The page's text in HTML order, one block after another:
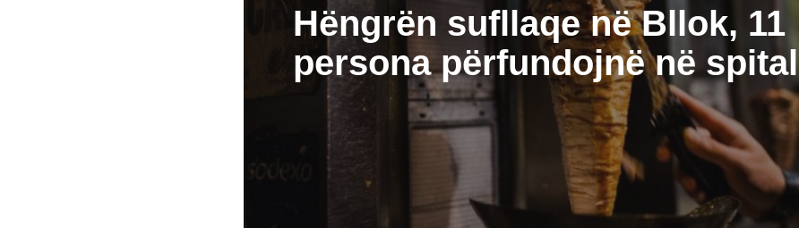
Hëngrën sufllaqe në Bllok, 11
persona përfundojnë në spital